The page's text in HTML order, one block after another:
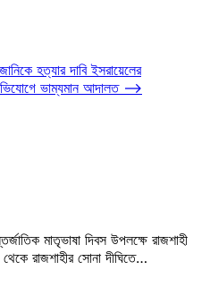
হত্যার দাবি ইসরায়েলের
ভাম্যমান আদালত ⟶
মাতৃভাষা দিবস উপলক্ষে রাজশাহী
রাজশাহীর সোনা দীঘিতে…